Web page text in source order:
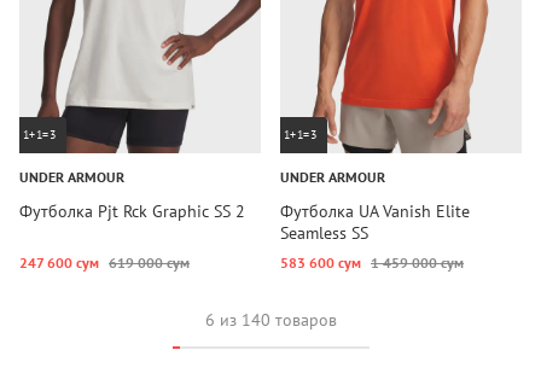
1+1=3
UNDER ARMOUR
Футболка Pjt Rck Graphic SS 2
247 600 сум 619 000 сум
1+1=3
UNDER ARMOUR
Футболка UA Vanish Elite
Seamless SS
583 600 сум 1 459 000 сум
6 из 140 товаров